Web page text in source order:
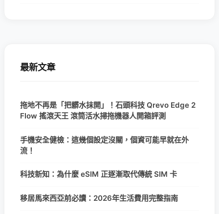
最新文章
拖地不再是「把髒水抹開」！石頭科技 Qrevo Edge 2
Flow 搖滾天王 滾筒活水掃拖機器人開箱評測
手機安全健檢：這幾個設定沒關，個資可能早就在外
流！
科技新知：為什麼 eSIM 正逐漸取代傳統 SIM 卡
移居馬來西亞前必讀：2026年生活費用完整指南